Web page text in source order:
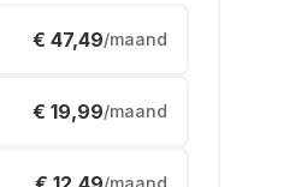
€ 47,49/maand
€ 19,99/maand
/maand